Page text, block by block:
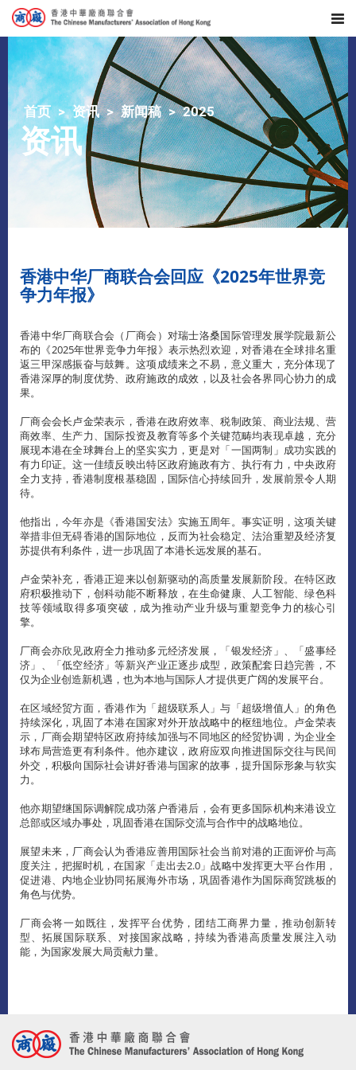
首页 资讯 新闻稿 2025
资讯
香港中华厂商联合会回应《2025年世界竞
争力年报》
香港中华厂商联合会（厂商会）对瑞士洛桑国际管理发展学院最新公
布的《2025年世界竞争力年报》表示热烈欢迎，对香港在全球排名重
返三甲深感振奋与鼓舞。这项成绩来之不易，意义重大，充分体现了
香港深厚的制度优势、政府施政的成效，以及社会各界同心协力的成
果。
厂商会会长卢金荣表示，香港在政府效率、税制政策、商业法规、营
商效率、生产力、国际投资及教育等多个关键范畴均表现卓越，充分
展现本港在全球舞台上的坚实实力，更是对「一国两制」成功实践的
有力印证。这一佳绩反映出特区政府施政有方、执行有力，中央政府
全力支持，香港制度根基稳固，国际信心持续回升，发展前景令人期
待。
他指出，今年亦是《香港国安法》实施五周年。事实证明，这项关键
举措非但无碍香港的国际地位，反而为社会稳定、法治重塑及经济复
苏提供有利条件，进一步巩固了本港长远发展的基石。
卢金荣补充，香港正迎来以创新驱动的高质量发展新阶段。在特区政
府积极推动下，创科动能不断释放，在生命健康、人工智能、绿色科
技等领域取得多项突破，成为推动产业升级与重塑竞争力的核心引
擎。
厂商会亦欣见政府全力推动多元经济发展，「银发经济」、「盛事经
济」、「低空经济」等新兴产业正逐步成型，政策配套日趋完善，不
仅为企业创造新机遇，也为本地与国际人才提供更广阔的发展平台。
在区域经贸方面，香港作为「超级联系人」与「超级增值人」的角色
持续深化，巩固了本港在国家对外开放战略中的枢纽地位。卢金荣表
示，厂商会期望特区政府持续加强与不同地区的经贸协调，为企业全
球布局营造更有利条件。他亦建议，政府应双向推进国际交往与民间
外交，积极向国际社会讲好香港与国家的故事，提升国际形象与软实
力。
他亦期望继国际调解院成功落户香港后，会有更多国际机构来港设立
总部或区域办事处，巩固香港在国际交流与合作中的战略地位。
展望未来，厂商会认为香港应善用国际社会当前对港的正面评价与高
度关注，把握时机，在国家「走出去2.0」战略中发挥更大平台作用，
促进港、内地企业协同拓展海外市场，巩固香港作为国际商贸跳板的
角色与优势。
厂商会将一如既往，发挥平台优势，团结工商界力量，推动创新转
型、拓展国际联系、对接国家战略，持续为香港高质量发展注入动
能，为国家发展大局贡献力量。